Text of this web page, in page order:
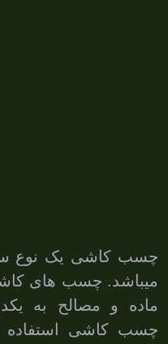
چسب کاشی یک نوع
میباشد. چسب های
ماده و مصالح به
چسب کاشی استفاده